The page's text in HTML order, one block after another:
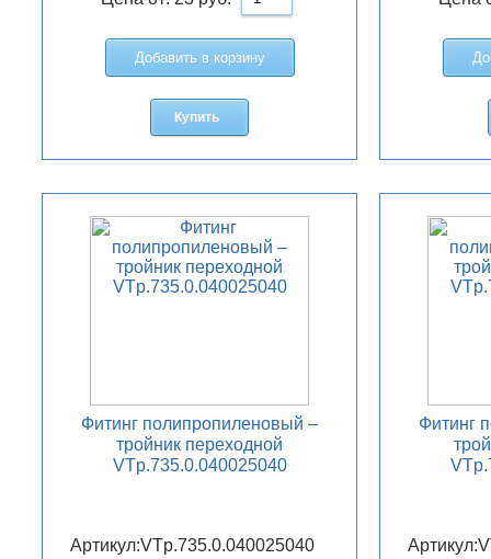
Добавить в корзину
Купить
Фитинг полипропиленовый –
тройник переходной
VTp.735.0.040025040
Артикул:VTp.735.0.040025040
Фитинг
Артикул: